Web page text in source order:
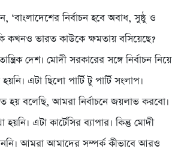
নির্বাচন হবে অবাধ, সুষ্ঠু ও
কখনও ভারত কাউকে ক্ষমতায় বসিয়েছে?
দেশ। মোদী সরকারের সঙ্গে নির্বাচন নিয়ে
এটা ছিলো পার্টি টু পার্টি সংলাপ।
বলেছি, আমরা নির্বাচনে জয়লাভ করবো।
এটা কার্টেসির ব্যাপার। কিন্তু মোদী
আমরা আমাদের সম্পর্ক কীভাবে আরও